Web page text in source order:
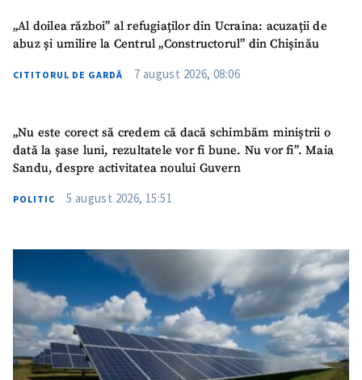
„Al doilea război” al refugiaților din Ucraina: acuzații de
abuz și umilire la Centrul „Constructorul” din Chișinău
CITITORUL DE GARDĂ 7 august 2026, 08:06
„Nu este corect să credem că dacă schimbăm miniștrii o
dată la șase luni, rezultatele vor fi bune. Nu vor fi”. Maia
Sandu, despre activitatea noului Guvern
POLITIC 5 august 2026, 15:51